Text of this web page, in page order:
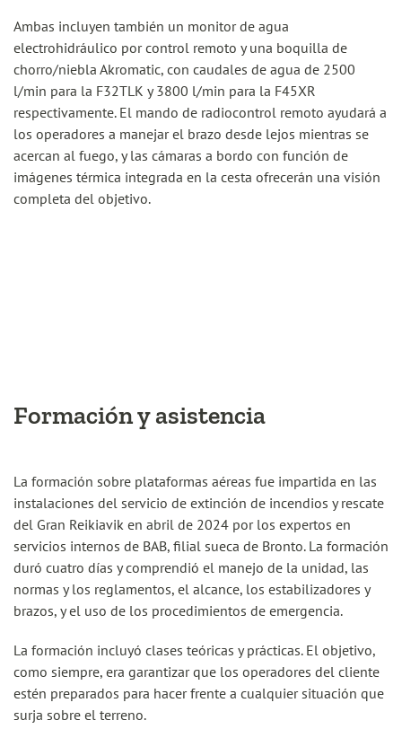
Ambas incluyen también un monitor de agua
electrohidráulico por control remoto y una boquilla de
chorro/niebla Akromatic, con caudales de agua de 2500
l/min para la F32TLK y 3800 l/min para la F45XR
respectivamente. El mando de radiocontrol remoto ayudará a
los operadores a manejar el brazo desde lejos mientras se
acercan al fuego, y las cámaras a bordo con función de
imágenes térmica integrada en la cesta ofrecerán una visión
completa del objetivo.
Formación y asistencia
La formación sobre plataformas aéreas fue impartida en las
instalaciones del servicio de extinción de incendios y rescate
del Gran Reikiavik en abril de 2024 por los expertos en
servicios internos de BAB, filial sueca de Bronto. La formación
duró cuatro días y comprendió el manejo de la unidad, las
normas y los reglamentos, el alcance, los estabilizadores y
brazos, y el uso de los procedimientos de emergencia.
La formación incluyó clases teóricas y prácticas. El objetivo,
como siempre, era garantizar que los operadores del cliente
estén preparados para hacer frente a cualquier situación que
surja sobre el terreno.